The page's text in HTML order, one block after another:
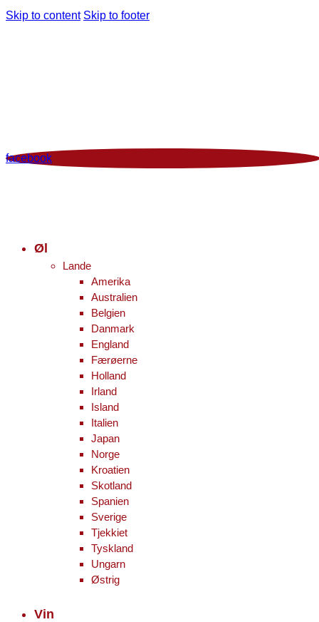
Skip to content Skip to footer
facebook
Øl
Lande
Amerika
Australien
Belgien
Danmark
England
Færøerne
Holland
Irland
Island
Italien
Japan
Norge
Kroatien
Skotland
Spanien
Sverige
Tjekkiet
Tyskland
Ungarn
Østrig
Vin